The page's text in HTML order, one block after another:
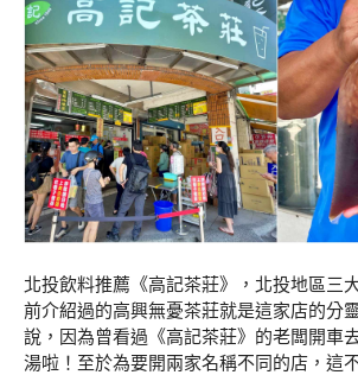
北投飲料推薦《高記茶莊》，北投地區三
前介紹過的高興無憂茶莊就是這家店的分
說，因為曾看過《高記茶莊》的老闆開車
湯啦！至於為要開兩家名稱不同的店，這